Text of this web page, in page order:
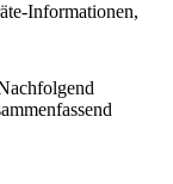
Informationen,